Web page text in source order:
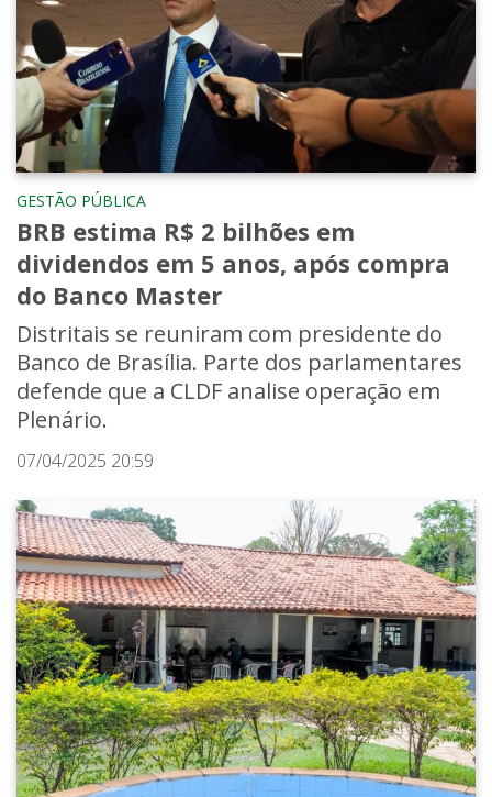
GESTÃO PÚBLICA
BRB estima R$ 2 bilhões em
dividendos em 5 anos, após compra
do Banco Master
Distritais se reuniram com presidente do
Banco de Brasília. Parte dos parlamentares
defende que a CLDF analise operação em
Plenário.
07/04/2025 20:59